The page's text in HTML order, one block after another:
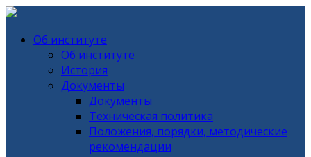
Об институте
Об институте
История
Документы
Документы
Техническая политика
Положения, порядки, методические
рекомендации